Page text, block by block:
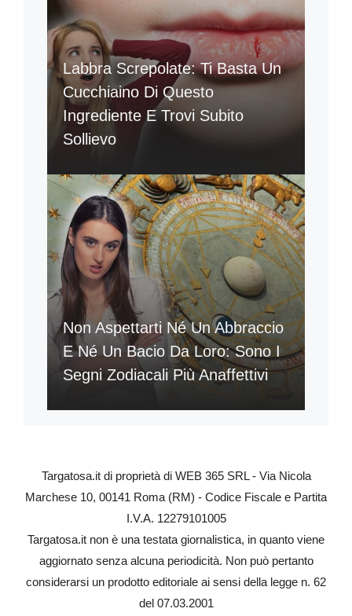
Labbra Screpolate: Ti Basta Un
Cucchiaino Di Questo
Ingrediente E Trovi Subito
Sollievo
Non Aspettarti Né Un Abbraccio
E Né Un Bacio Da Loro: Sono I
Segni Zodiacali Più Anaffettivi
Targatosa.it di proprietà di WEB 365 SRL - Via Nicola
Marchese 10, 00141 Roma (RM) - Codice Fiscale e Partita
I.V.A. 12279101005
Targatosa.it non è una testata giornalistica, in quanto viene
aggiornato senza alcuna periodicità. Non può pertanto
considerarsi un prodotto editoriale ai sensi della legge n. 62
del 07.03.2001